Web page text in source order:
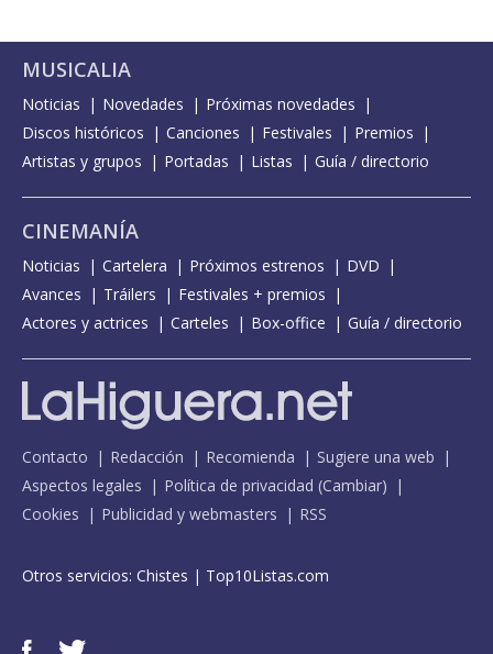
MUSICALIA
Noticias Novedades
Próximas novedades
Discos históricos
Canciones Festivales
Premios
Artistas y grupos
Portadas Listas Guía / directorio
CINEMANÍA
Noticias Cartelera Próximos estrenos
DVD
Avances
Tráilers
Festivales + premios
Actores y actrices
Carteles Box-office Guía / directorio
Contacto Redacción Recomienda
Sugiere una web
Aspectos legales
Política de privacidad (Cambiar)
Cookies
Publicidad y webmasters RSS
Otros servicios: Chistes | Top10Listas.com